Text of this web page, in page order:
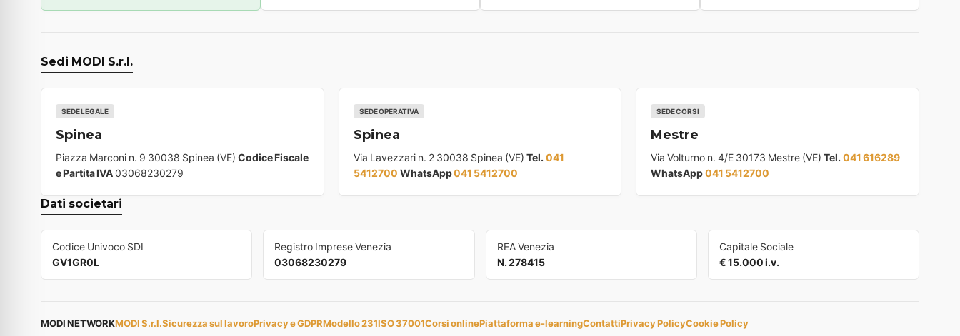
Sedi MODI S.r.l.
SEDE LEGALE
Spinea
Piazza Marconi n. 9 30038 Spinea (VE) Codice Fiscale
e Partita IVA03068230279
SEDE OPERATIVA
Spinea
Via Lavezzari n. 2 30038 Spinea (VE) Tel. 041
5412700 WhatsApp041 5412700
SEDE CORSI
Mestre
Via Volturno n. 4/E 30173 Mestre (VE)Tel. 041 616289
WhatsApp041 5412700
Dati societari
Codice Univoco SDI
GV1GR0L
Registro Imprese Venezia
03068230279
REA Venezia
N. 278415
Capitale Sociale
€ 15.000 i.v.
MODI NETWORKMODI S.r.l.Sicurezza sul lavoroPrivacy e GDPRModello 231ISO 37001Corsi onlinePiattaforma e-learningContattiPrivacy PolicyCookie Policy